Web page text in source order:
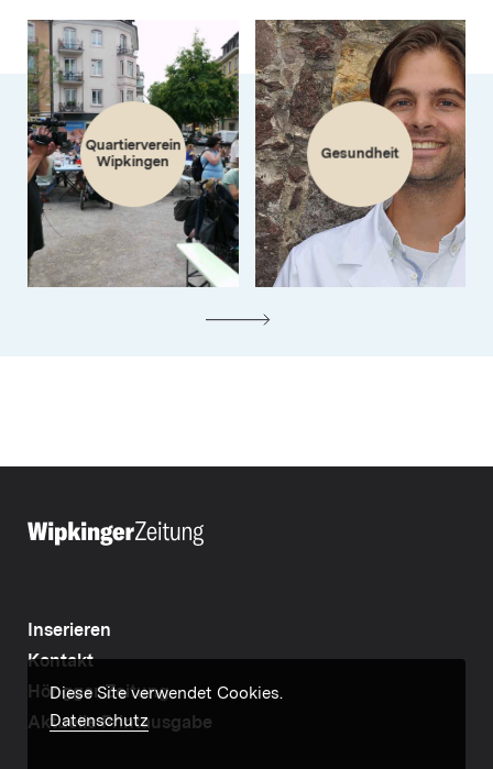
Quartierverein
Wipkingen
Gesundheit
Inserieren
Kontakt
Höngger Zeitung
Aktuelle Printausgabe
Diese Site verwendet Cookies.
Datenschutz